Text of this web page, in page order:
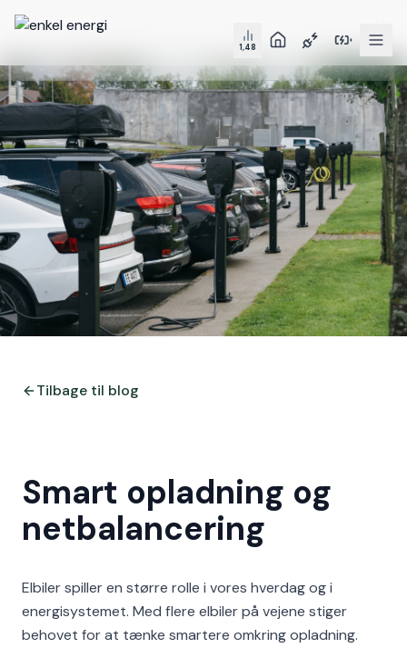
1,48
Tilbage til blog
Smart opladning og
netbalancering
Elbiler spiller en større rolle i vores hverdag og i
energisystemet. Med flere elbiler på vejene stiger
behovet for at tænke smartere omkring opladning.